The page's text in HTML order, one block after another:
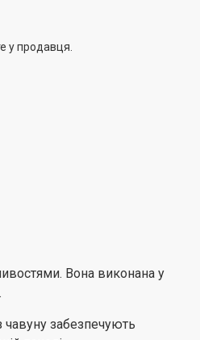
у продавця.
Вона виконана у
забезпечують